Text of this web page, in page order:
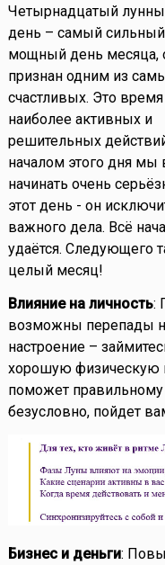
Четырнадцатый
день – самый
мощный день месяца,
признан одним из
счастливых. Это время
наиболее активных и
решительных
началом этого дня мы
начинать очень
этот день - он
важного дела. Всё
удаётся. Следующего
целый месяц!
Влияние на личность:
возможны перепады
настроение –
хорошую физическую
поможет
безусловно, пойдет
Бизнес и деньги: